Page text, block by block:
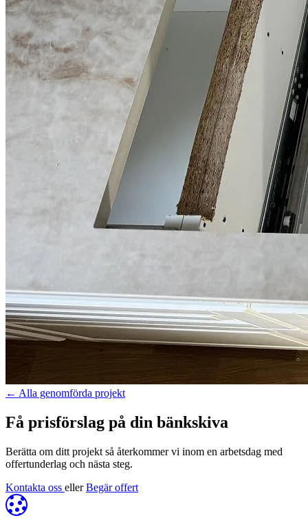
← Alla genomförda projekt
Få prisförslag på din bänkskiva
Berätta om ditt projekt så återkommer vi inom en arbetsdag med
offertunderlag och nästa steg.
Kontakta oss eller Begär offert